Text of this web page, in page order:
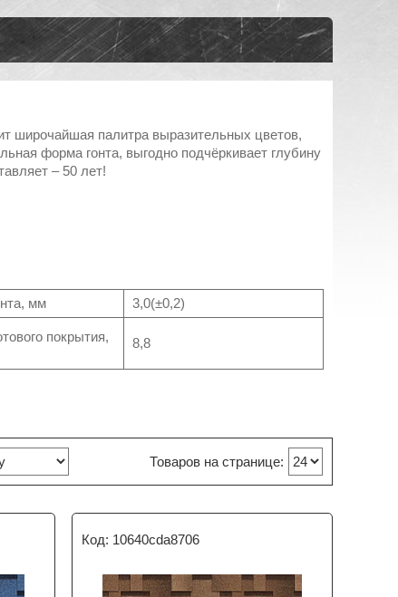
широчайшая палитра выразительных цветов,
форма гонта, выгодно подчёркивает глубину
– 50 лет!
мм 3,0(±0,2)
покрытия,
8,8
10640cda8706